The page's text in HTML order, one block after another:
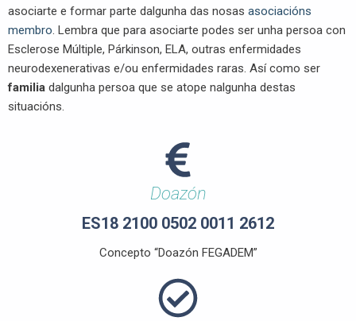
asociarte e formar parte dalgunha das nosas asociacións
membro. Lembra que para asociarte podes ser unha persoa con
Esclerose Múltiple, Párkinson, ELA, outras enfermidades
neurodexenerativas e/ou enfermidades raras. Así como ser
familia dalgunha persoa que se atope nalgunha destas
situacións.
Doazón
ES18 2100 0502 0011 2612
Concepto “Doazón FEGADEM”